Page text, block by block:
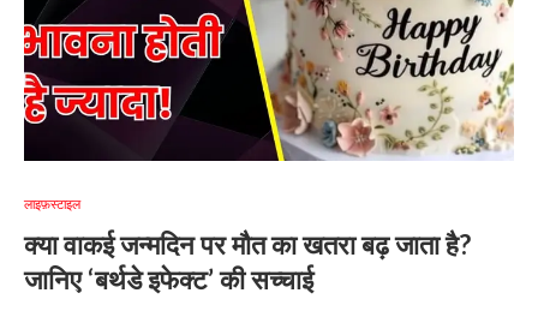
लाइफ़स्टाइल
क्या वाकई जन्मदिन पर मौत का खतरा बढ़ जाता है?
जानिए ‘बर्थडे इफेक्ट’ की सच्चाई